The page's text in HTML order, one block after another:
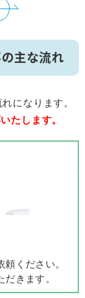
主な流れ
になります。
たします。
ください。
きます。